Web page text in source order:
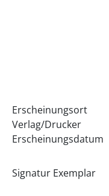
Erscheinungsort
Verlag/Drucker
Erscheinungsdatum
Signatur Exemplar